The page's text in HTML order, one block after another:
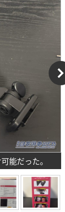
能だった。